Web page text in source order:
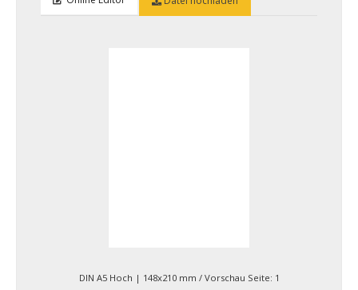
DIN A5 Hoch | 148x210 mm / Vorschau Seite: 1